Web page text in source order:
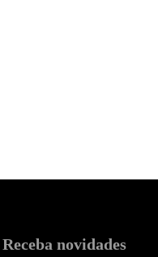
Receba novidades